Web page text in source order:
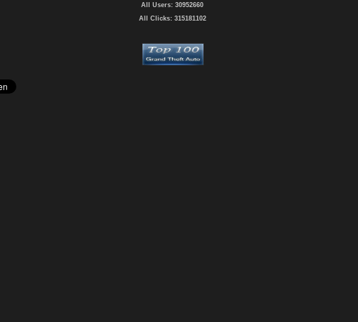
All Users: 30952660
All Clicks: 315181102